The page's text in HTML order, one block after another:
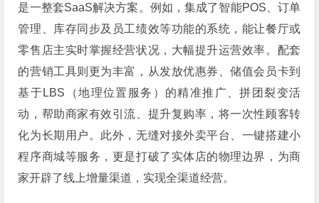
是一整套SaaS解决方案。例如，集成了智能POS、订单
管理、库存同步及员工绩效等功能的系统，能让餐厅或
零售店主实时掌握经营状况，大幅提升运营效率。配套
的营销工具则更为丰富，从发放优惠券、储值会员卡到
基于LBS（地理位置服务）的精准推广、拼团裂变活
动，帮助商家有效引流、提升复购率，将一次性顾客转
化为长期用户。此外，无缝对接外卖平台、一键搭建小
程序商城等服务，更是打破了实体店的物理边界，为商
家开辟了线上增量渠道，实现全渠道经营。